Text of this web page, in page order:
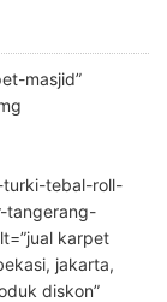
masjid”
tebal-roll-
tangerang-
karpet
jakarta,
diskon”